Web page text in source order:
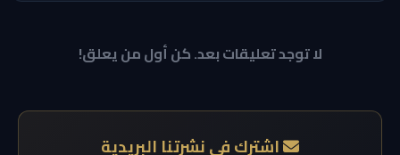
لا توجد تعليقات بعد. كن أول من يعلق!
اشترك في نشرتنا البريدية